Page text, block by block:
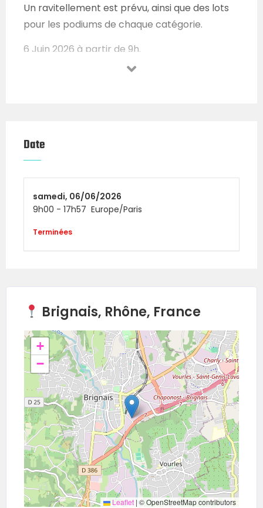
Un ravitellement est prévu, ainsi que des lots
pour les podiums de chaque catégorie.
6 Juin 2026 à partir de 9h.
7 chemin du bois des côtes, Brignais, 69530
Date
samedi, 06/06/2026
9h00 - 17h57 Europe/Paris
Terminées
Brignais, Rhône, France
+
−
Leaflet | © OpenStreetMap contributors